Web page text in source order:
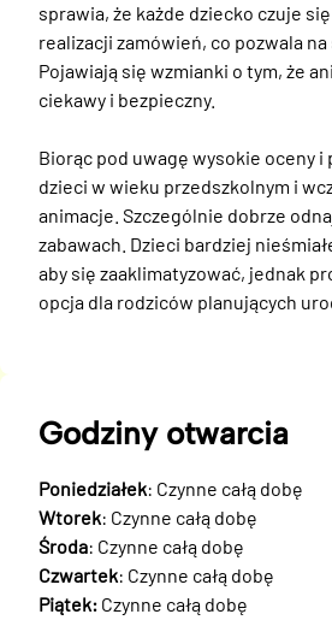
sprawia, że każde dziecko czuje
realizacji zamówień, co pozwala
Pojawiają się wzmianki o tym, że
ciekawy i bezpieczny.
Biorąc pod uwagę wysokie oceny
dzieci w wieku przedszkolnym i
animacje. Szczególnie dobrze
zabawach. Dzieci bardziej
aby się zaaklimatyzować, jednak
opcja dla rodziców planujących
Godziny otwarcia
Poniedziałek: Czynne całą dobę
Wtorek: Czynne całą dobę
Środa: Czynne całą dobę
Czwartek: Czynne całą dobę
Piątek: Czynne całą dobę